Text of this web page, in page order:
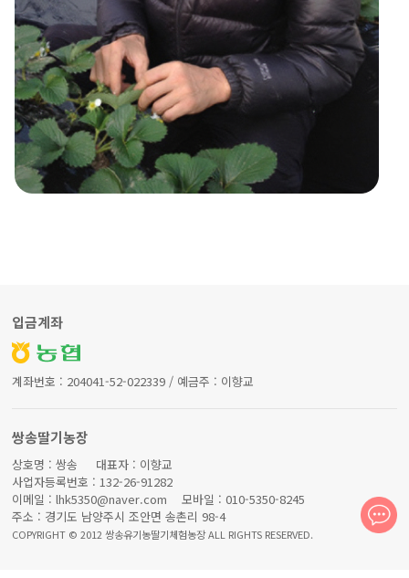
입금계좌
계좌번호 : 204041-52-022339 / 예금주 : 이향교
쌍송딸기농장
상호명 : 쌍송 대표자 : 이향교
사업자등록번호 : 132-26-91282
이메일 : lhk5350@naver.com 모바일 : 010-5350-8245
주소 : 경기도 남양주시 조안면 송촌리 98-4
COPYRIGHT © 2012 쌍송유기농딸기체험농장 ALL RIGHTS RESERVED.